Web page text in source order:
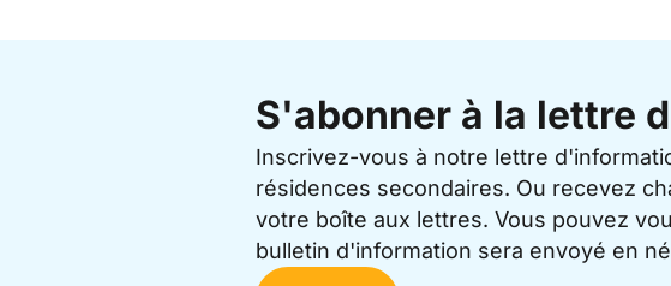
S'abonner à la lettre
Inscrivez-vous à notre lettre
résidences secondaires. Ou recevez
votre boîte aux lettres. Vous pouvez
bulletin d'information sera envoyé en